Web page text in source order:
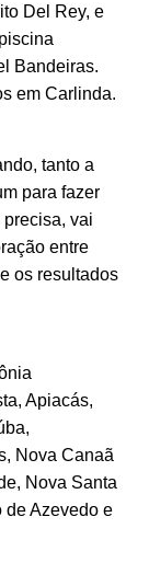
Del Rey, e
Bandeiras.
em Carlinda.
tanto a
para fazer
vai
entre
os resultados
Apiacás,
Nova Canaã
Nova Santa
de Azevedo e